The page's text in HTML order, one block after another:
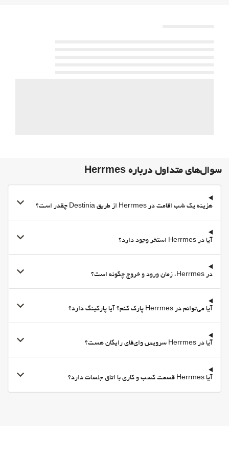
سوال‌های متداول درباره Herrmes
هزینه یک شب اقامت در Herrmes از طریق Destinia چقدر است؟
آیا در Herrmes استخر وجود دارد؟
در Herrmes، زمان ورود و خروج چگونه است؟
آیا می‌توانم در Herrmes پارک کنم؟ آیا پارکینگ دارد؟
آیا در Herrmes سرویس وای‌فای رایگان هست؟
آیا Herrmes قسمت کسب و کاری با اتاق جلسات دارد؟